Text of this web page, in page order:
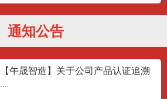
通知公告
【午晟智造】关于公司产品认证追溯
...